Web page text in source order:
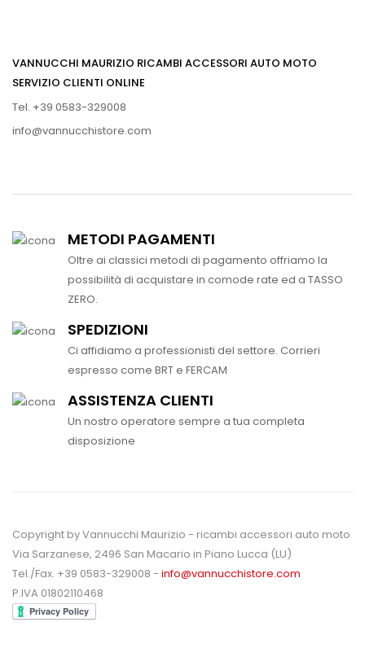
VANNUCCHI MAURIZIO RICAMBI ACCESSORI AUTO MOTO
SERVIZIO CLIENTI ONLINE
Tel. +39 0583-329008
info@vannucchistore.com
METODI PAGAMENTI
Oltre ai classici metodi di pagamento offriamo la
possibilità di acquistare in comode rate ed a TASSO
ZERO.
SPEDIZIONI
Ci affidiamo a professionisti del settore. Corrieri
espresso come BRT e FERCAM
ASSISTENZA CLIENTI
Un nostro operatore sempre a tua completa
disposizione
Copyright by Vannucchi Maurizio - ricambi accessori auto moto
Via Sarzanese, 2496 San Macario in Piano Lucca (LU)
Tel./Fax. +39 0583-329008 - info@vannucchistore.com
P.IVA 01802110468